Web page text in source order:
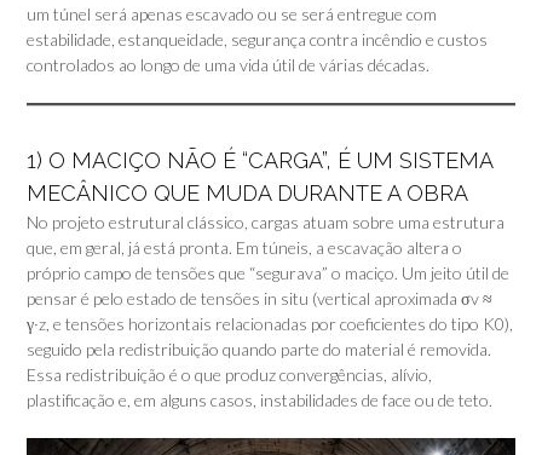
um túnel será apenas escavado ou se será entregue com
estabilidade, estanqueidade, segurança contra incêndio e custos
controlados ao longo de uma vida útil de várias décadas.
1) O MACIÇO NÃO É “CARGA”, É UM SISTEMA
MECÂNICO QUE MUDA DURANTE A OBRA
No projeto estrutural clássico, cargas atuam sobre uma estrutura
que, em geral, já está pronta. Em túneis, a escavação altera o
próprio campo de tensões que “segurava” o maciço. Um jeito útil de
pensar é pelo estado de tensões in situ (vertical aproximada σv ≈
γ·z, e tensões horizontais relacionadas por coeficientes do tipo K0),
seguido pela redistribuição quando parte do material é removida.
Essa redistribuição é o que produz convergências, alívio,
plastificação e, em alguns casos, instabilidades de face ou de teto.